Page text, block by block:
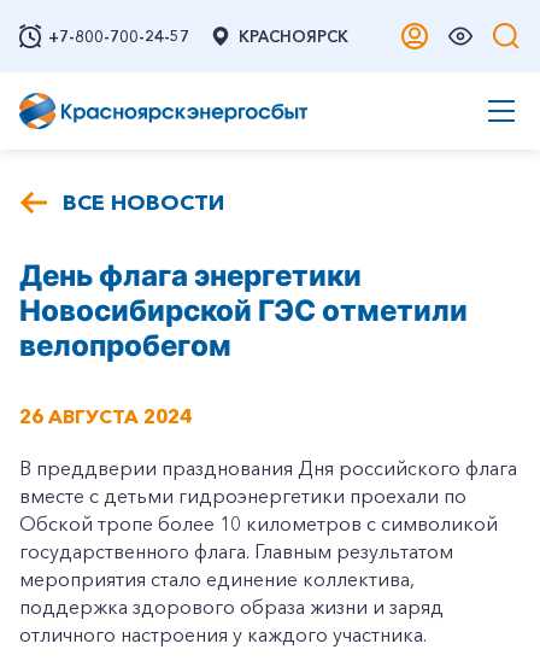
+7-800-700-24-57 КРАСНОЯРСК
ВСЕ НОВОСТИ
День флага энергетики
Новосибирской ГЭС отметили
велопробегом
26 АВГУСТА 2024
В преддверии празднования Дня российского флага
вместе с детьми гидроэнергетики проехали по
Обской тропе более 10 километров с символикой
государственного флага. Главным результатом
мероприятия стало единение коллектива,
поддержка здорового образа жизни и заряд
отличного настроения у каждого участника.